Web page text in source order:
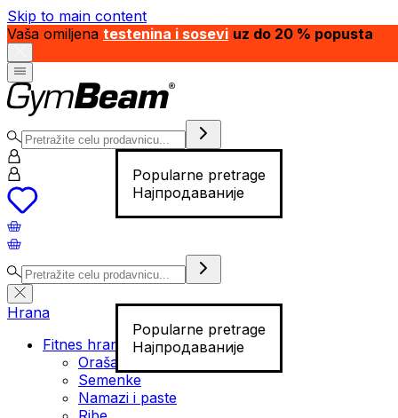
Skip to main content
Vaša omiljena testenina i sosevi uz do 20 % popusta
Popularne pretrage
Најпродаваније
Popularne pretrage
Најпродаваније
Hrana
Fitnes hrana
Orašasti plodovi
Semenke
Namazi i paste